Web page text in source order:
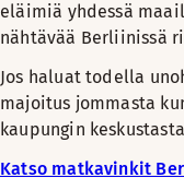
eläimiä yhdessä
nähtävää Berliinissä
Jos haluat todella
majoitus jommasta
kaupungin
Katso matkavinkit